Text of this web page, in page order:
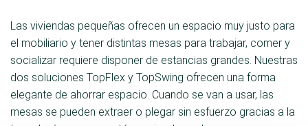
Las viviendas pequeñas ofrecen un espacio muy justo para
el mobiliario y tener distintas mesas para trabajar, comer y
socializar requiere disponer de estancias grandes. Nuestras
dos soluciones TopFlex y TopSwing ofrecen una forma
elegante de ahorrar espacio. Cuando se van a usar, las
mesas se pueden extraer o plegar sin esfuerzo gracias a la